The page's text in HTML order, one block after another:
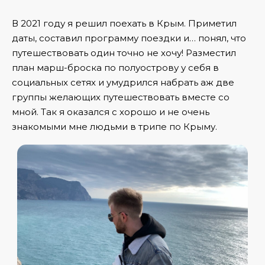
В 2021 году я решил поехать в Крым. Приметил
даты, составил программу поездки и… понял, что
путешествовать один точно не хочу! Разместил
план марш-броска по полуострову у себя в
социальных сетях и умудрился набрать аж две
группы желающих путешествовать вместе со
мной. Так я оказался с хорошо и не очень
знакомыми мне людьми в трипе по Крыму.